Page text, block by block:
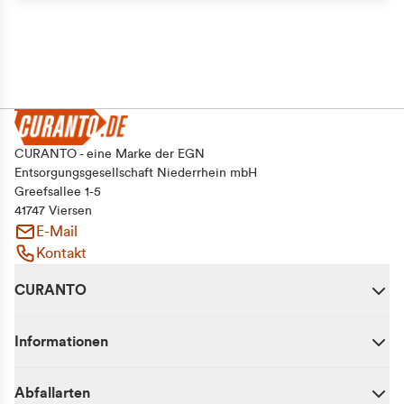
CURANTO - eine Marke der EGN
Entsorgungsgesellschaft Niederrhein mbH
Greefsallee 1-5
41747 Viersen
E-Mail
Kontakt
CURANTO
Informationen
Abfallarten